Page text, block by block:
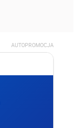
AUTOPROMOCJA